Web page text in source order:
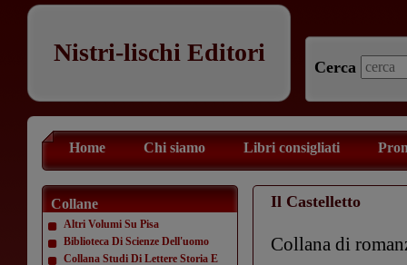
Nistri-lischi Editori
Cerca
Home Chi siamo Libri consigliati
Collane
Altri Volumi Su Pisa
Biblioteca Di Scienze Dell'uomo
Collana Studi Di Lettere Storia E
Il Castelletto
Collana di